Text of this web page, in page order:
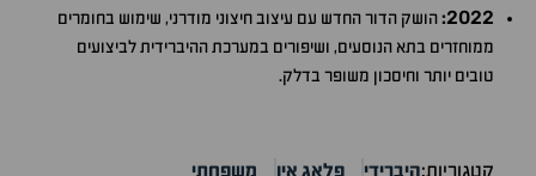
2022
:הושק הדור החדש עם עיצוב חיצוני מודרני, שימוש בחומרים
ממוחזרים בתא הנוסעים, ושיפורים במערכת ההיברידית לביצועים
טובים יותר וחיסכון משופר בדלק.
קטגוריות:היברידי פלאג אין משפחתי